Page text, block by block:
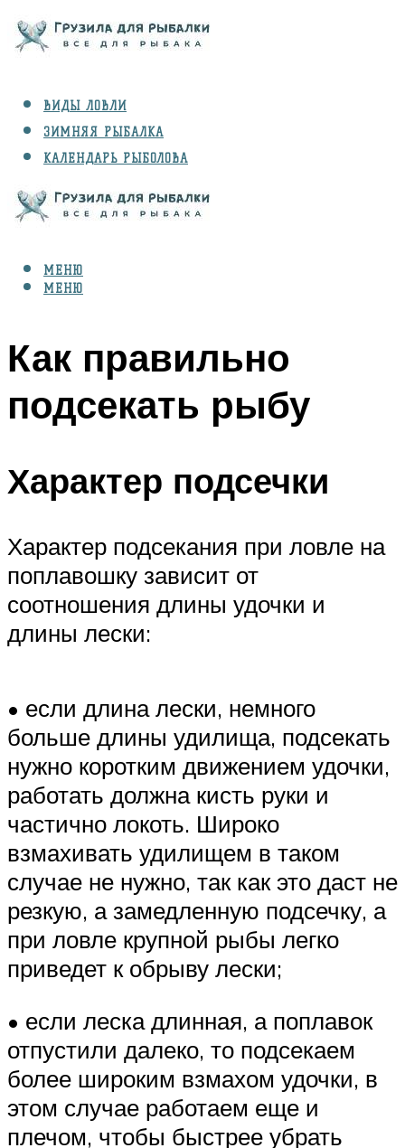
ВИДЫ ЛОВЛИ
ЗИМНЯЯ РЫБАЛКА
КАЛЕНДАРЬ РЫБОЛОВА
СНАРЯЖЕНИЕ
МЕНЮ
МЕНЮ
Как правильно
подсекать рыбу
Характер подсечки
Характер подсекания при ловле на
поплавошку зависит от
соотношения длины удочки и
длины лески:
• если длина лески, немного
больше длины удилища, подсекать
нужно коротким движением удочки,
работать должна кисть руки и
частично локоть. Широко
взмахивать удилищем в таком
случае не нужно, так как это даст не
резкую, а замедленную подсечку, а
при ловле крупной рыбы легко
приведет к обрыву лески;
• если леска длинная, а поплавок
отпустили далеко, то подсекаем
более широким взмахом удочки, в
этом случае работаем еще и
плечом, чтобы быстрее убрать